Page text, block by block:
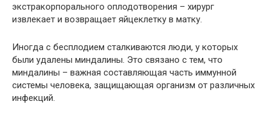
экстракорпорального оплодотворения – хирург
извлекает и возвращает яйцеклетку в матку.
Иногда с бесплодием сталкиваются люди, у которых
были удалены миндалины. Это связано с тем, что
миндалины – важная составляющая часть иммунной
системы человека, защищающая организм от различных
инфекций.